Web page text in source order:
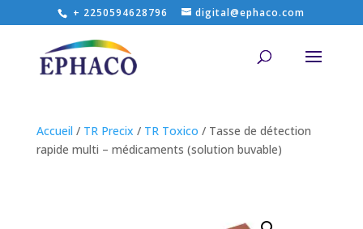
+ 2250594628796 digital@ephaco.com
Accueil / TR Precix / TR Toxico / Tasse de détection
rapide multi – médicaments (solution buvable)